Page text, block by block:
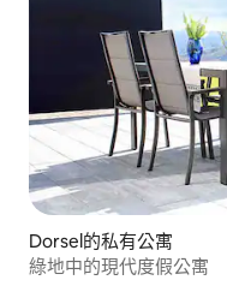
Dorsel的私有公寓
綠地中的現代度假公寓